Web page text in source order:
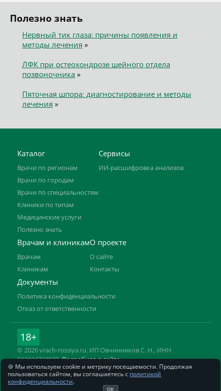
Полезно знать
Нервный тик глаза: причины появления и
методы лечения »
ЛФК при остеохондрозе шейного отдела
позвоночника»
Пяточная шпора: диагностирование и методы
лечения »
Каталог
Врачи по регионам
Врачи по городам
Врачи по специальностям
Клиники по типам
Медицинские услуги
Полезно знать
Сервисы
ИИ-расшифровка анализов
Врачам и клиникам
Врачам
Клиникам
О проекте
О сайте
Контакты
Документы
Политика конфиденциальности
Отказ от ответственности
18+
© 2026 vrach-rossiya.ru. ИП Овчинников С. Н., ИНН
592104728977.Подробнее о сайте
Информация на сайте не заменяет приём врача. Имеются
противопоказания, необходима консультация специалиста.
🍪 Мы используем cookie и метрику посещаемости. Продолжая
пользоваться сайтом, вы соглашаетесь с политикой
конфиденциальности.
ОК